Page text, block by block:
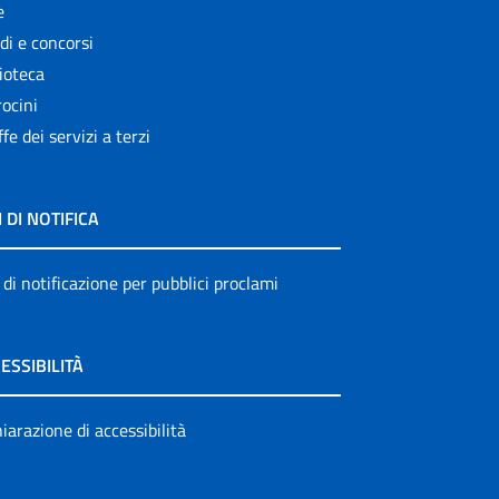
e concorsi
dei servizi a terzi
DI NOTIFICA
notificazione per pubblici proclami
di accessibilità